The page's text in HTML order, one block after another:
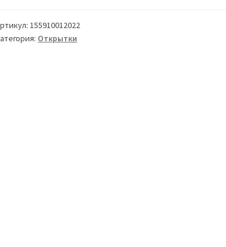
155910012022
Открытки